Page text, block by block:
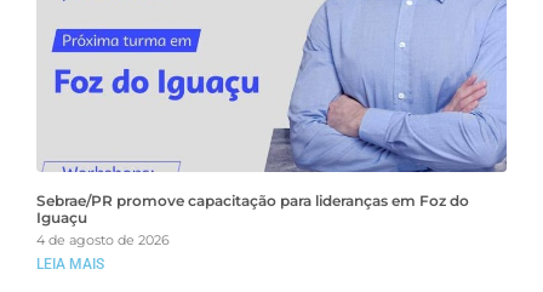
Sebrae/PR promove capacitação para lideranças em Foz do
Iguaçu
4 de agosto de 2026
LEIA MAIS